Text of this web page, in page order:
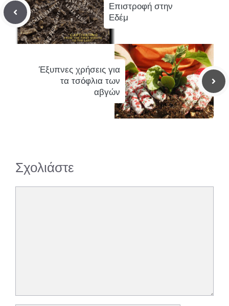
Επιστροφή στην
Εδέμ
Έξυπνες χρήσεις για
τα τσόφλια των
αβγών
Σχολιάστε